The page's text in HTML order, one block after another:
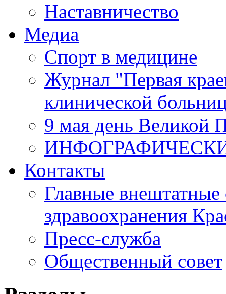
Наставничество
Медиа
Спорт в медицине
Журнал "Первая
клинической
9 мая день Великой
Контакты
Главные внештатные
здравоохранения
Пресс-служба
Общественный совет